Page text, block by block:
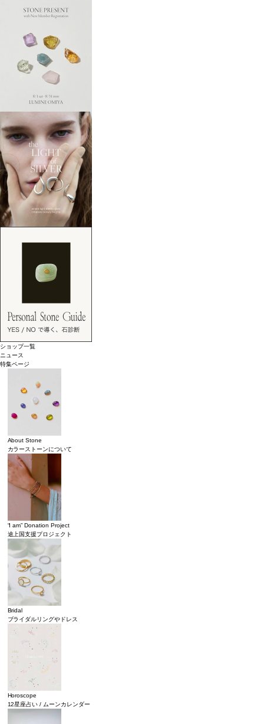
ショップ一覧
ニュース
特集ページ
About Stone
カラーストーンについて
“I am” Donation Project
途上国支援プロジェクト
Bridal
ブライダルリングやドレス
Horoscope
12星座占い / ムーンカレンダー